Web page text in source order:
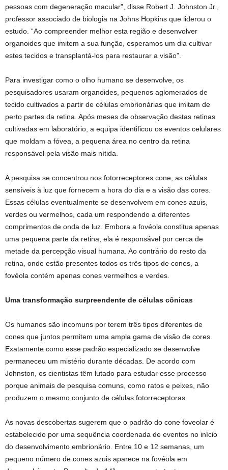
pessoas com degeneração macular”, disse Robert J. Johnston Jr.,
professor associado de biologia na Johns Hopkins que liderou o
estudo. “Ao compreender melhor esta região e desenvolver
organoides que imitem a sua função, esperamos um dia cultivar
estes tecidos e transplantá-los para restaurar a visão”.
Para investigar como o olho humano se desenvolve, os
pesquisadores usaram organoides, pequenos aglomerados de
tecido cultivados a partir de células embrionárias que imitam de
perto partes da retina. Após meses de observação destas retinas
cultivadas em laboratório, a equipa identificou os eventos celulares
que moldam a fóvea, a pequena área no centro da retina
responsável pela visão mais nítida.
A pesquisa se concentrou nos fotorreceptores cone, as células
sensíveis à luz que fornecem a hora do dia e a visão das cores.
Essas células eventualmente se desenvolvem em cones azuis,
verdes ou vermelhos, cada um respondendo a diferentes
comprimentos de onda de luz. Embora a fovéola constitua apenas
uma pequena parte da retina, ela é responsável por cerca de
metade da percepção visual humana. Ao contrário do resto da
retina, onde estão presentes todos os três tipos de cones, a
fovéola contém apenas cones vermelhos e verdes.
Uma transformação surpreendente de células cônicas
Os humanos são incomuns por terem três tipos diferentes de
cones que juntos permitem uma ampla gama de visão de cores.
Exatamente como esse padrão especializado se desenvolve
permaneceu um mistério durante décadas. De acordo com
Johnston, os cientistas têm lutado para estudar esse processo
porque animais de pesquisa comuns, como ratos e peixes, não
produzem o mesmo conjunto de células fotorreceptoras.
As novas descobertas sugerem que o padrão do cone foveolar é
estabelecido por uma sequência coordenada de eventos no início
do desenvolvimento embrionário. Entre 10 e 12 semanas, um
pequeno número de cones azuis aparece na fovéola em